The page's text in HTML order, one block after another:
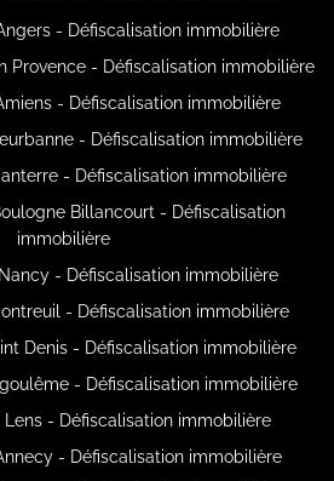
- Défiscalisation immobilière
Provence - Défiscalisation immobilière
- Défiscalisation immobilière
- Défiscalisation immobilière
- Défiscalisation immobilière
Billancourt - Défiscalisation
immobilière
- Défiscalisation immobilière
- Défiscalisation immobilière
Denis - Défiscalisation immobilière
- Défiscalisation immobilière
Lens - Défiscalisation immobilière
- Défiscalisation immobilière